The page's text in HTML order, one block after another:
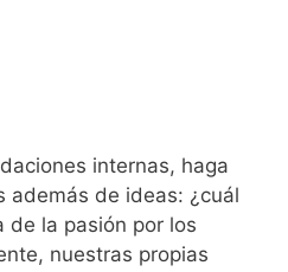
internas, haga
además de ideas: ¿cuál
de la pasión por los
nuestras propias